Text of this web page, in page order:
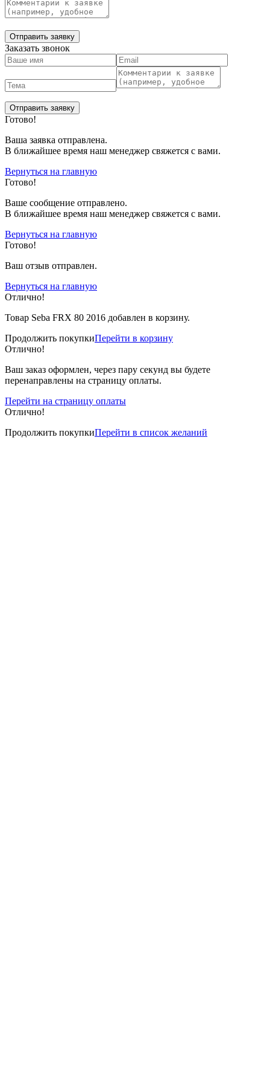
Заказать звонок
Готово!
Ваша заявка отправлена.
В ближайшее время наш менеджер свяжется с вами.
Вернуться на главную
Готово!
Вашe сообщение отправлено.
В ближайшее время наш менеджер свяжется с вами.
Вернуться на главную
Готово!
Ваш отзыв отправлен.
Вернуться на главную
Отлично!
Товар Seba FRX 80 2016 добавлен в корзину.
Продолжить покупкиПерейти в корзину
Отлично!
Ваш заказ оформлен, через пару секунд вы будете
перенаправлены на страницу оплаты.
Перейти на страницу оплаты
Отлично!
Продолжить покупкиПерейти в список желаний